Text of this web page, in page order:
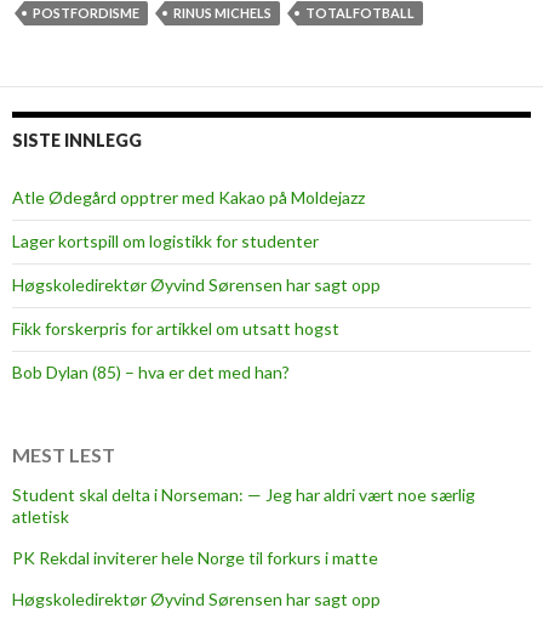
y
s
o
s
o
l
t
l
k
POSTFORDISME
RINUS MICHELS TOTALFOTBALL
SISTE INNLEGG
Atle Ødegård opptrer med Kakao på Moldejazz
Lager kortspill om logistikk for studenter
Høgskoledirektør Øyvind Sørensen har sagt opp
Fikk forskerpris for artikkel om utsatt hogst
Bob Dylan (85) – hva er det med han?
MEST LEST
Student skal delta i Norseman: — Jeg har aldri vært noe særlig
atletisk
PK Rekdal inviterer hele Norge til forkurs i matte
Høgskoledirektør Øyvind Sørensen har sagt opp